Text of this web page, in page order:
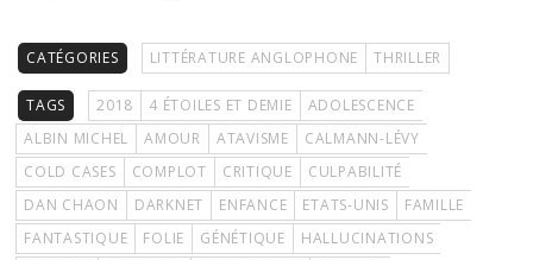
CATÉGORIES LITTÉRATURE ANGLOPHONE THRILLER
TAGS 2018 4 ÉTOILES ET DEMIE
ADOLESCENCE
ALBIN MICHEL
AMOUR ATAVISME
CALMANN-LÉVY
COLD CASES
COMPLOT CRITIQUE
CULPABILITÉ
DAN CHAON
DARKNET ENFANCE ETATS-UNIS
FAMILLE
FANTASTIQUE
FOLIE GÉNÉTIQUE
HALLUCINATIONS